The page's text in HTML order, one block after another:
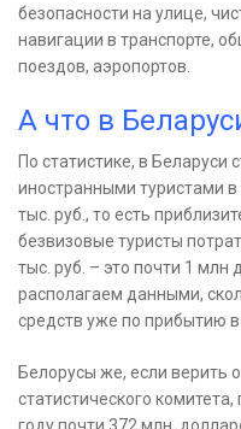
безопасности на улице,
навигации в транспорте,
поездов, аэропортов.
А что в
По статистике, в Беларуси
иностранными туристами в
тыс. руб., то есть
безвизовые туристы
тыс. руб. – это почти 1
располагаем данными,
средств уже по прибытию в
Белорусы же, если верить
статистического